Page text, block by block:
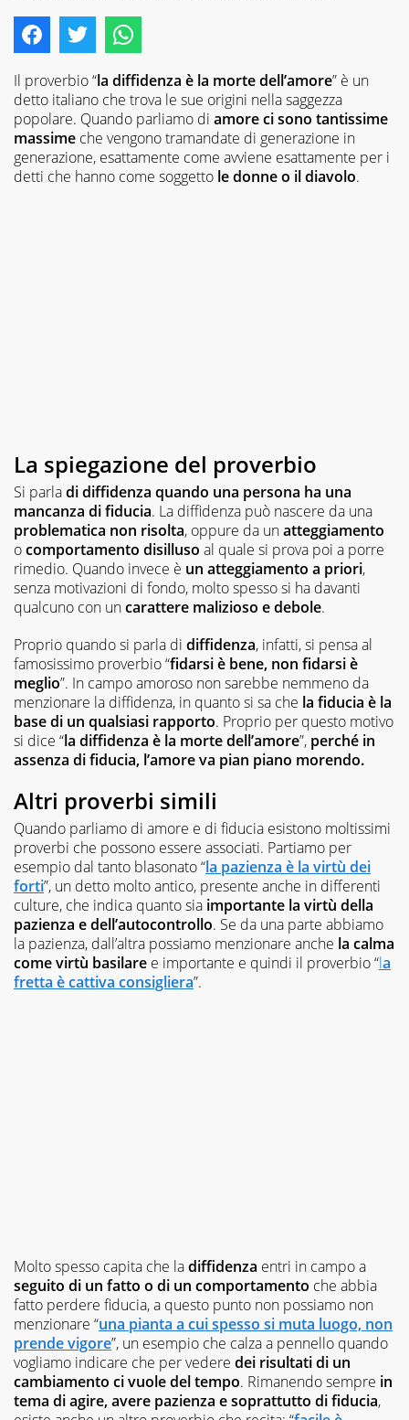
Il proverbio “la diffidenza è la morte dell’amore” è un
detto italiano che trova le sue origini nella saggezza
popolare. Quando parliamo di amore ci sono tantissime
massime che vengono tramandate di generazione in
generazione, esattamente come avviene esattamente per i
detti che hanno come soggetto le donne o il diavolo.
La spiegazione del proverbio
Si parladi diffidenza quando una persona ha una
mancanza di fiducia. La diffidenza può nascere da una
problematica non risolta, oppure da unatteggiamento
ocomportamento disilluso al quale si prova poi a porre
rimedio. Quando invece è un atteggiamento a priori,
senza motivazioni di fondo, molto spesso si ha davanti
qualcuno con uncarattere malizioso e debole.
Proprio quando si parla di diffidenza, infatti, si pensa al
famosissimo proverbio “fidarsi è bene, non fidarsi è
meglio”. In campo amoroso non sarebbe nemmeno da
menzionare la diffidenza, in quanto si sa che la fiducia è la
base di un qualsiasi rapporto. Proprio per questo motivo
si dice “la diffidenza è la morte dell’amore”, perché in
assenza di fiducia, l’amore va pian piano morendo.
Altri proverbi simili
Quando parliamo di amore e di fiducia esistono moltissimi
proverbi che possono essere associati. Partiamo per
esempio dal tanto blasonato “la pazienza è la virtù dei
forti”, un detto molto antico, presente anche in differenti
culture, che indica quanto sia importante la virtù della
pazienza e dell’autocontrollo. Se da una parte abbiamo
la pazienza, dall’altra possiamo menzionare anche la calma
come virtù basilare e importante e quindi il proverbio “la
fretta è cattiva consigliera”.
Molto spesso capita che ladiffidenza entri in campo a
seguito di un fatto o di un comportamento che abbia
fatto perdere fiducia, a questo punto non possiamo non
menzionare “una pianta a cui spesso si muta luogo, non
prende vigore”, un esempio che calza a pennello quando
vogliamo indicare che per vedere dei risultati di un
cambiamento ci vuole del tempo. Rimanendo sempre in
tema di agire, avere pazienza e soprattutto di fiducia,